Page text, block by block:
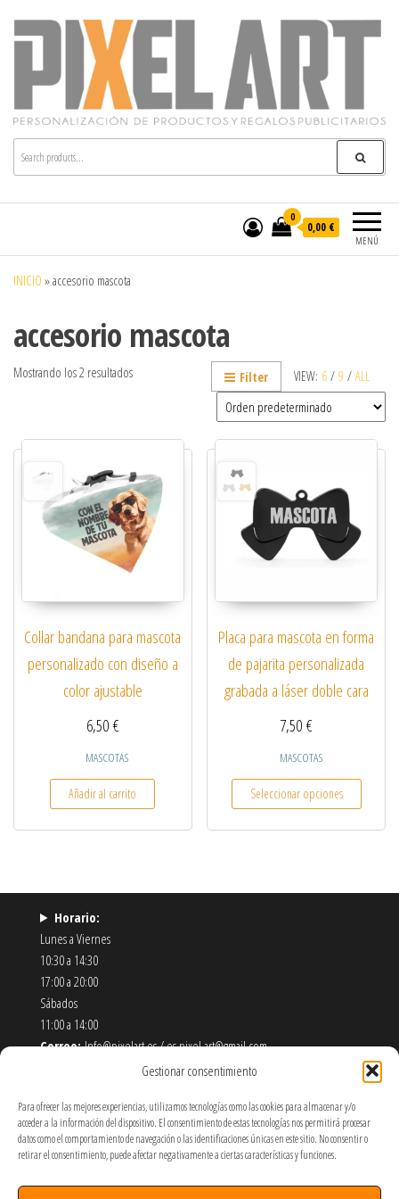
Gestionar consentimiento
Para ofrecer las mejores experiencias, utilizamos tecnologías como las cookies para almacenar y/o
acceder a la información del dispositivo. El consentimiento de estas tecnologías nos permitirá procesar
datos como el comportamiento de navegación o las identificaciones únicas en este sitio. No consentir o
retirar el consentimiento, puede afectar negativamente a ciertas características y funciones.
Pixelart
Especialistas en textil publicitario y regalos
personalizados en móstoles
MENÚ
0
0,00 €
INICIO »accesorio mascota
accesorio mascota
VIEW: 6 / 9 / ALL
Filter
Mostrando los 2 resultados
Collar bandana para mascota
personalizado con diseño a
color ajustable
6,50€
MASCOTAS
Añadir al carrito
Placa para mascota en forma
de pajarita personalizada
grabada a láser doble cara
7,50€
MASCOTAS
Seleccionar opciones
Este
Horario:
Lunes a Viernes
10:30 a 14:30
17:00 a 20:00
Sábados
11:00 a 14:00
Correo:Info@pixelart.es / es.pixel.art@gmail.com
910 56 55 72
Móstoles-Madrid
Política de Envíos y Devoluciones